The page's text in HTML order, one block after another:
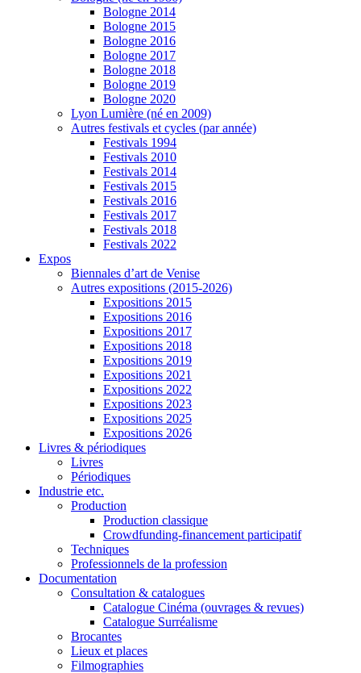
Bologne 2014
Bologne 2015
Bologne 2016
Bologne 2017
Bologne 2018
Bologne 2019
Bologne 2020
Lyon Lumière (né en 2009)
Autres festivals et cycles (par année)
Festivals 1994
Festivals 2010
Festivals 2014
Festivals 2015
Festivals 2016
Festivals 2017
Festivals 2018
Festivals 2022
Expos
Biennales d’art de Venise
Autres expositions (2015-2026)
Expositions 2015
Expositions 2016
Expositions 2017
Expositions 2018
Expositions 2019
Expositions 2021
Expositions 2022
Expositions 2023
Expositions 2025
Expositions 2026
Livres & périodiques
Livres
Périodiques
Industrie etc.
Production
Production classique
Crowdfunding-financement participatif
Techniques
Professionnels de la profession
Documentation
Consultation & catalogues
Catalogue Cinéma (ouvrages & revues)
Catalogue Surréalisme
Brocantes
Lieux et places
Filmographies